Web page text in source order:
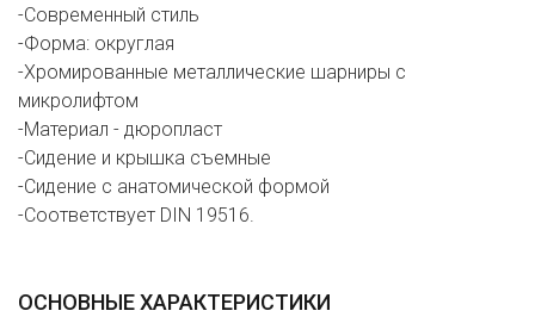
-Cовременный стиль
-Форма: округлая
-Хромированные металлические шарниры с
микролифтом
-Материал - дюропласт
-Сидение и крышка съемные
-Сидение с анатомической формой
-Соответствует DIN 19516.
ОСНОВНЫЕ ХАРАКТЕРИСТИКИ